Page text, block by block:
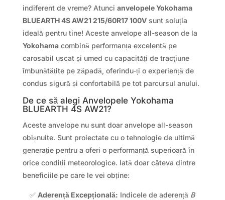
indiferent de vreme? Atunci anvelopele Yokohama
BLUEARTH 4S AW21 215/60R17 100Vsunt soluția
ideală pentru tine! Aceste anvelope all-season de la
Yokohamacombină performanța excelentă pe
carosabil uscat și umed cu capacități de tracțiune
îmbunătățite pe zăpadă, oferindu-ți o experiență de
condus sigură și confortabilă pe tot parcursul anului.
De ce să alegi Anvelopele Yokohama
BLUEARTH 4S AW21?
Aceste anvelope nu sunt doar anvelope all-season
obișnuite. Sunt proiectate cu o tehnologie de ultimă
generație pentru a oferi o performanță superioară în
orice condiții meteorologice. Iată doar câteva dintre
beneficiile pe care le vei obține:
✅ Aderență Excepțională: Indicele de aderență B